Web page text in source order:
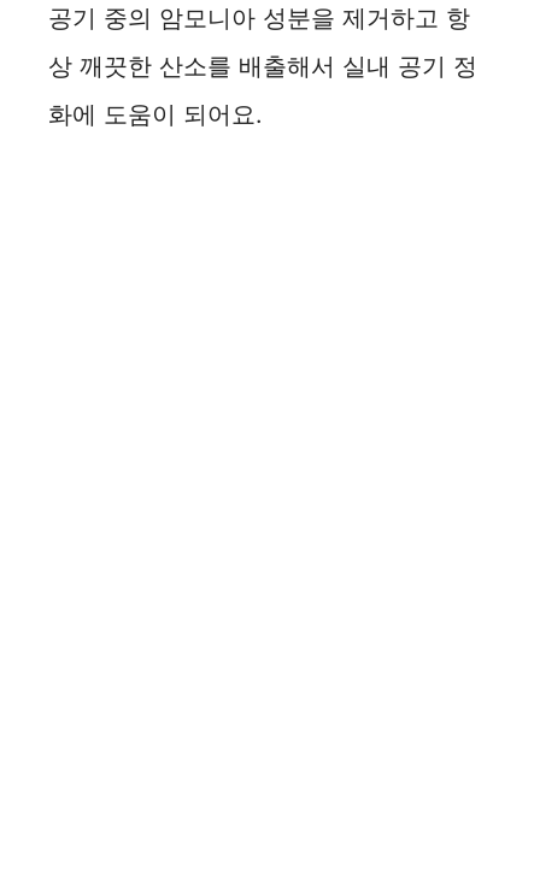
공기 중의 암모니아 성분을 제거하고 항
상 깨끗한 산소를 배출해서 실내 공기 정
화에 도움이 되어요.